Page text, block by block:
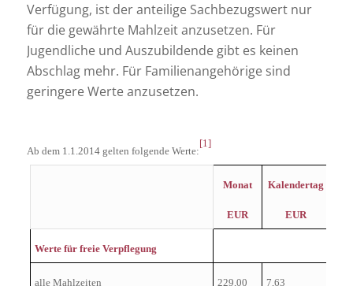
Verfügung, ist der anteilige Sachbezugswert nur
für die gewährte Mahlzeit anzusetzen. Für
Jugendliche und Auszubildende gibt es keinen
Abschlag mehr. Für Familienangehörige sind
geringere Werte anzusetzen.
Ab dem 1.1.2014 gelten folgende Werte:
[1]
Monat
EUR
Kalendertag
EUR
Werte für freie Verpflegung
alle Mahlzeiten 229,00 7,63